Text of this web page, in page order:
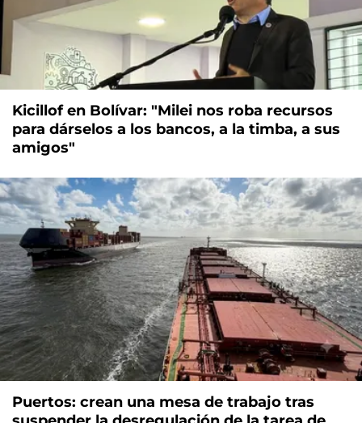
Kicillof en Bolívar: "Milei nos roba recursos
para dárselos a los bancos, a la timba, a sus
amigos"
Puertos: crean una mesa de trabajo tras